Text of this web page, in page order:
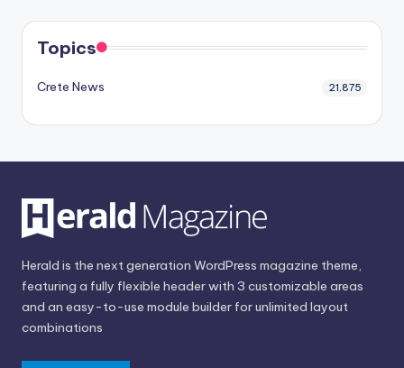
Topics
Crete News 21,875
Herald is the next generation WordPress magazine theme,
featuring a fully flexible header with 3 customizable areas
and an easy-to-use module builder for unlimited layout
combinations